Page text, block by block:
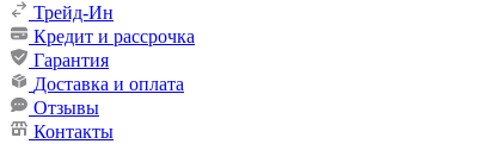
Трейд-Ин
Кредит и рассрочка
Гарантия
Доставка и оплата
Отзывы
Контакты